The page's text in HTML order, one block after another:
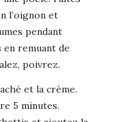
l’oignon et
pendant
en remuant de
poivrez.
et la crème.
5 minutes.